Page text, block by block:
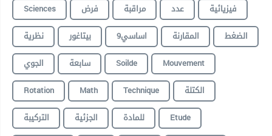
Sciences
فرض مراقبة عدد
فيزيائية
نظرية
بيتاغور 9اساسي المقارنة
الضغط
الجوي
سابعة Soilde
Mouvement
Rotation
Math Technique
الكتلة
التركيبة
الجزئية للمادة
Etude